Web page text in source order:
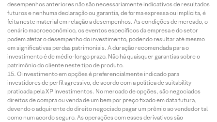
desempenhos anteriores não são necessariamente indicativos de resultados
futuros e nenhuma declaração ou garantia, de forma expressa ou implícita, é
feita neste material em relação a desempenhos. As condições de mercado, o
cenário macroeconômico, os eventos específicos da empresa e do setor
podem afetar o desempenho do investimento, podendo resultar até mesmo
em significativas perdas patrimoniais. A duração recomendada para o
investimento é de médio-longo prazo. Não há quaisquer garantias sobre o
patrimônio do cliente neste tipo de produto.
O investimento em opções é preferencialmente indicado para
investidores de perfil agressivo, de acordo com a política de suitability
praticada pela XP Investimentos. No mercado de opções, são negociados
direitos de compra ou venda de um bem por preço fixado em data futura,
devendo o adquirente do direito negociado pagar um prêmio ao vendedor tal
como num acordo seguro. As operações com esses derivativos são